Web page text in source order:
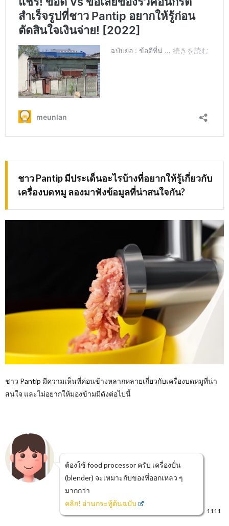
ชาว Pantip มีประเด็นอะไรบ้างที่อยากให้รู้เกี่ยวกับ
เครื่องบดหมู ลองมาฟังข้อมูลที่น่าสนใจกัน?
ชาว Pantip มีความเห็นที่ค่อนข้างหลากหลายเกี่ยวกับเครื่องบดหมูที่น่า
สนใจ และไม่อยากให้มองข้ามมีดังต่อไปนี้
ต้องใช้ food processor ครับ เครื่องปั่น
(blender) จะเหมาะกับของที่ออกเหลว ๆ
มากกว่า
คลิก! อ่านกระทู้ต้นฉบับ
1111